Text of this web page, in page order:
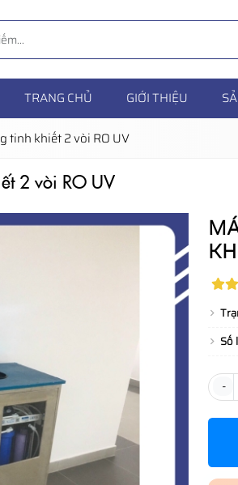
TRANG CHỦ GIỚI THIỆU
tinh khiết 2 vòi RO UV
2 vòi RO UV
Số
-